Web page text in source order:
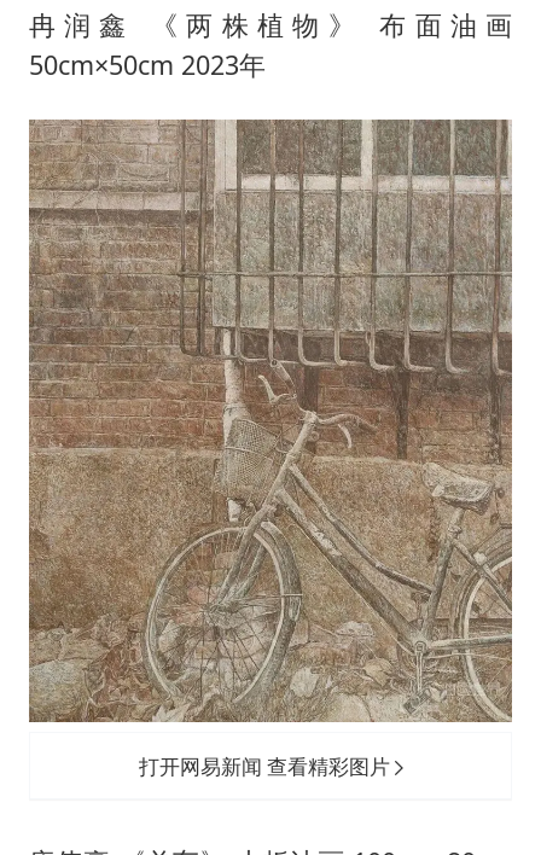
冉润鑫 《两株植物》 布面油画
50cm×50cm 2023年
打开网易新闻 查看精彩图片